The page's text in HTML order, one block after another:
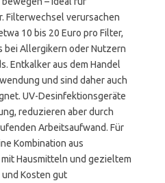
Filterwechsel verursachen
10 bis 20 Euro pro Filter,
bei Allergikern oder Nutzern
Entkalker aus dem Handel
und sind daher auch
UV-Desinfektionsgeräte
reduzieren aber durch
Arbeitsaufwand. Für
Kombination aus
Hausmitteln und gezieltem
Kosten gut